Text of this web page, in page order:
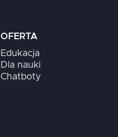
OFERTA
Edukacja
Dla nauki
Chatboty